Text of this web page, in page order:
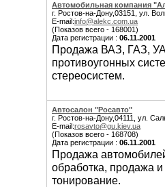
Автомобильная компания
г. Ростов-на-Дону,03151, ул.
E-mail:info@alekc.com.ua
(Показов всего - 168001)
Дата регистрации : 06.11.2001
Продажа ВАЗ, ГАЗ,
противоугонных
стереосистем.
Автосалон "Росавто"
г. Ростов-на-Дону,04111, ул.
E-mail:rosavto@gu.kiev.ua
(Показов всего - 168708)
Дата регистрации : 06.11.2001
Продажа
обработка, продажа и
тонирование.